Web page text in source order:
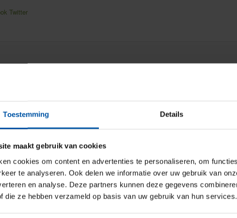
Toestemming Details
maakt gebruik van cookies
cookies om content en advertenties te personaliseren, om
te analyseren. Ook delen we informatie over uw gebruik van
en analyse. Deze partners kunnen deze gegevens
die ze hebben verzameld op basis van uw gebruik van hun services.
Twitter